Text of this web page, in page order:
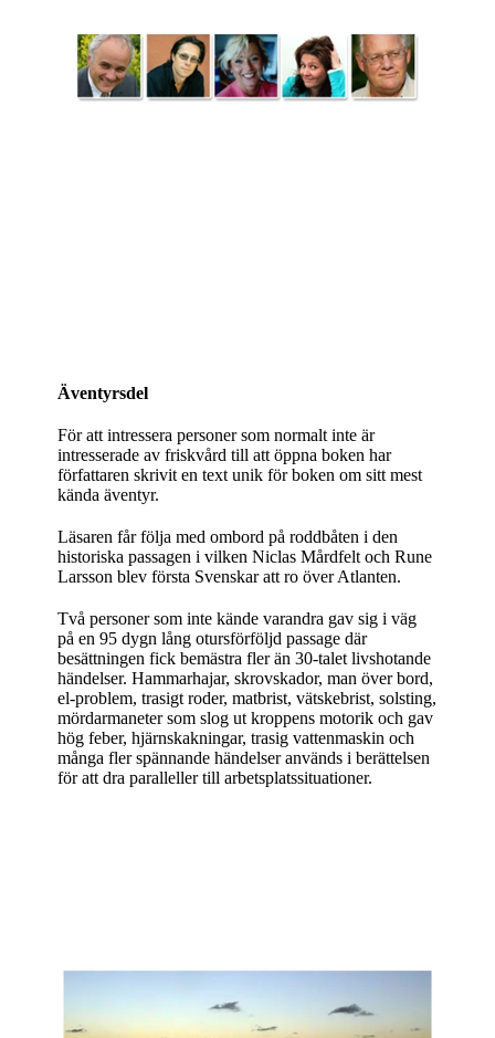
Äventyrsdel
För att intressera personer som normalt inte är
intresserade av friskvård till att öppna boken har
författaren skrivit en text unik för boken om sitt mest
kända äventyr.
Läsaren får följa med ombord på roddbåten i den
historiska passagen i vilken Niclas Mårdfelt och Rune
Larsson blev första Svenskar att ro över Atlanten.
Två personer som inte kände varandra gav sig i väg
på en 95 dygn lång otursförföljd passage där
besättningen fick bemästra fler än 30-talet livshotande
händelser. Hammarhajar, skrovskador, man över bord,
el-problem, trasigt roder, matbrist, vätskebrist, solsting,
mördarmaneter som slog ut kroppens motorik och gav
hög feber, hjärnskakningar, trasig vattenmaskin och
många fler spännande händelser används i berättelsen
för att dra paralleller till arbetsplatssituationer.